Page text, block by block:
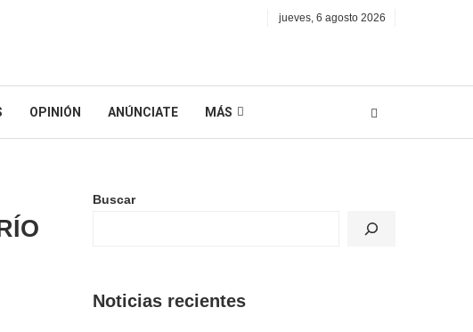
jueves, 6 agosto 2026
OPINIÓN ANÚNCIATE MÁS
Buscar
Noticias recientes